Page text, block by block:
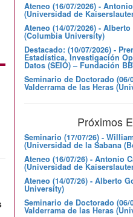
Ateneo (16/07/2026) -
(Universidad de
Ateneo (14/07/2026) - Alberto
(Columbia University)
Destacado: (10/07/2026) -
Estadística, Investigación
Datos (SEIO) – Fundación
Seminario de Doctorado (06/
Valderrama de las Heras
Próximos
Seminario (17/07/26) -
(Universidad de la Sabana
Ateneo (16/07/26) - Antonio
(Universidad de
Ateneo (14/07/26) - Alberto
University)
Seminario de Doctorado (06/
Valderrama de las Heras